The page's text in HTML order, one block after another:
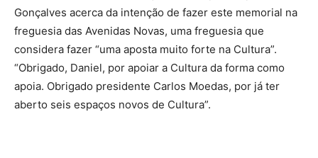
Gonçalves acerca da intenção de fazer este memorial na
freguesia das Avenidas Novas, uma freguesia que
considera fazer “uma aposta muito forte na Cultura”.
“Obrigado, Daniel, por apoiar a Cultura da forma como
apoia. Obrigado presidente Carlos Moedas, por já ter
aberto seis espaços novos de Cultura”.